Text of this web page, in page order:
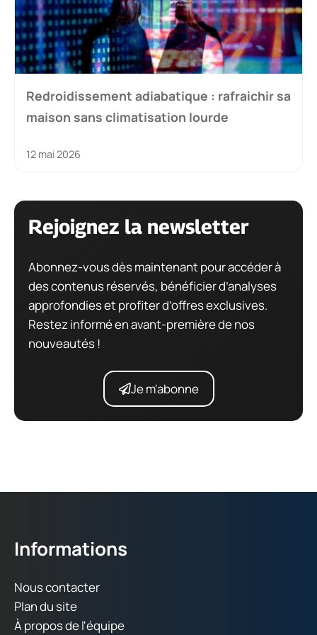
Redroidissement adiabatique : rafraichir sa
maison sans climatisation lourde
12 mai 2026
Rejoignez la newsletter
Abonnez-vous dès maintenant pour accéder à
des contenus réservés, bénéficier d’analyses
approfondies et profiter d’offres exclusives.
Restez informé en avant-première de nos
nouveautés !
Je m'abonne
Informations
Nous contacter
Plan du site
À propos de l'équipe